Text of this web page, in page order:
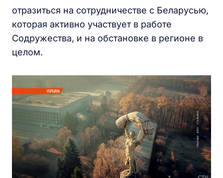
отразиться на сотрудничестве с Беларусью,
которая активно участвует в работе
Содружества, и на обстановке в регионе в
целом.